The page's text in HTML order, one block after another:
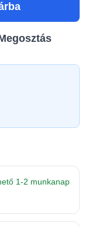
1-2 munkanap